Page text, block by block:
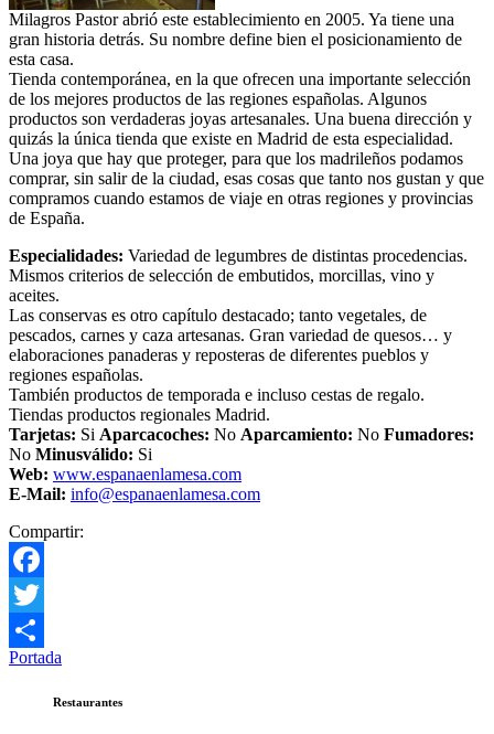
Milagros Pastor abrió este establecimiento en 2005. Ya tiene una
gran historia detrás. Su nombre define bien el posicionamiento de
esta casa.
Tienda contemporánea, en la que ofrecen una importante selección
de los mejores productos de las regiones españolas. Algunos
productos son verdaderas joyas artesanales. Una buena dirección y
quizás la única tienda que existe en Madrid de esta especialidad.
Una joya que hay que proteger, para que los madrileños podamos
comprar, sin salir de la ciudad, esas cosas que tanto nos gustan y que
compramos cuando estamos de viaje en otras regiones y provincias
de España.
Especialidades: Variedad de legumbres de distintas procedencias.
Mismos criterios de selección de embutidos, morcillas, vino y
aceites.
Las conservas es otro capítulo destacado; tanto vegetales, de
pescados, carnes y caza artesanas. Gran variedad de quesos… y
elaboraciones panaderas y reposteras de diferentes pueblos y
regiones españolas.
También productos de temporada e incluso cestas de regalo.
Tiendas productos regionales Madrid.
Tarjetas: Si Aparcacoches: No Aparcamiento: No Fumadores:
No Minusválido: Si
Web: www.espanaenlamesa.com
E-Mail: info@espanaenlamesa.com
Compartir:
Facebook
Twitter
Compartir
Portada
Restaurantes